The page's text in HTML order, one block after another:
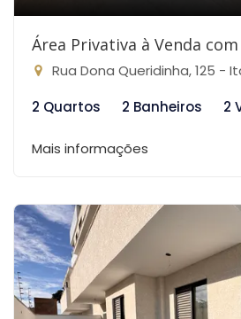
Área Privativa à Venda
Rua Dona Queridinha, 125 -
2 Quartos
2 Banheiros 2
Mais informações